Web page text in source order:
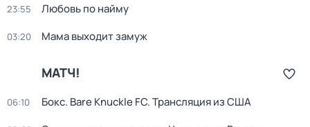
23:55 Любовь по найму
03:20 Мама выходит замуж
МАТЧ!
06:10 Бокс. Bare Knuckle FC. Трансляция из США